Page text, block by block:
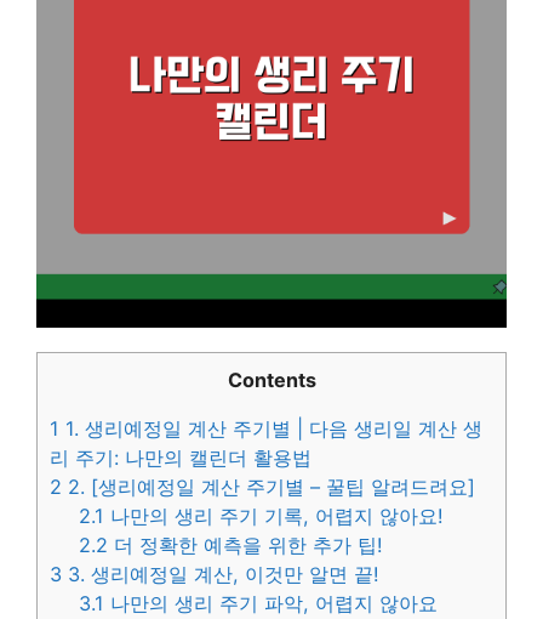
Contents
1 1. 생리예정일 계산 주기별 | 다음 생리일 계산 생
리 주기: 나만의 캘린더 활용법
2 2. [생리예정일 계산 주기별 – 꿀팁 알려드려요]
2.1 나만의 생리 주기 기록, 어렵지 않아요!
2.2 더 정확한 예측을 위한 추가 팁!
3 3. 생리예정일 계산, 이것만 알면 끝!
3.1 나만의 생리 주기 파악, 어렵지 않아요